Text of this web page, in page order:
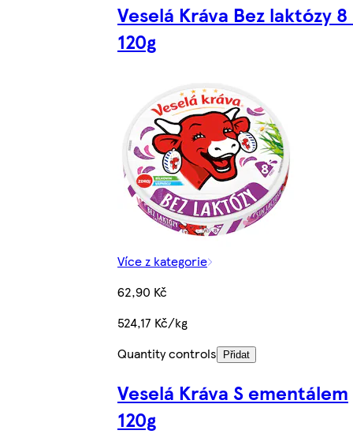
Veselá Kráva Bez laktózy 8
120g
Více z kategorie
62,90 Kč
524,17 Kč/kg
Quantity controls
Přidat
Veselá Kráva S ementálem
120g